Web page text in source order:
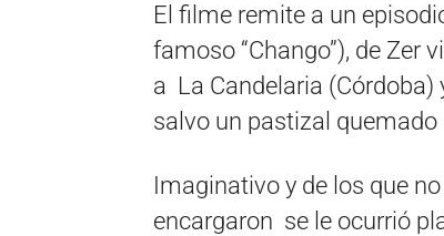
El filme remite a un
famoso “Chango”), de Zer
a La Candelaria (Córdoba)
salvo un pastizal quemado
Imaginativo y de los que
encargaron se le ocurrió